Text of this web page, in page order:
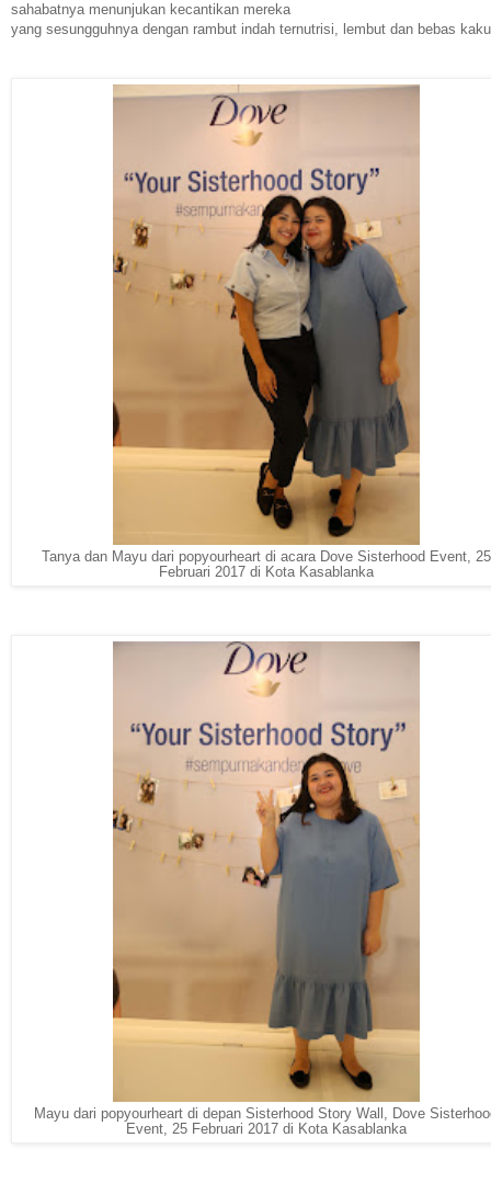
sahabatnya menunjukan kecantikan mereka
yang sesungguhnya dengan rambut indah ternutrisi, lembut dan bebas
Tanya dan Mayu dari popyourheart di acara Dove Sisterhood Event, 25
Februari 2017 di Kota Kasablanka
Mayu dari popyourheart di depan Sisterhood Story Wall, Dove
Event, 25 Februari 2017 di Kota Kasablanka